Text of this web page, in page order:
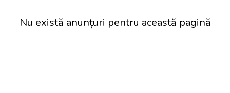
Nu există anunțuri pentru această pagină